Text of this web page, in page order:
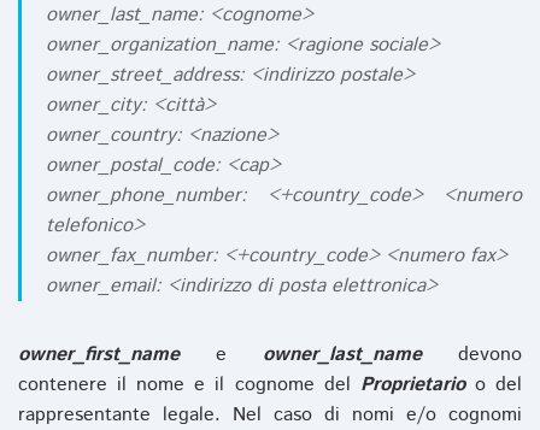
owner_last_name: <cognome>
owner_organization_name: <ragione sociale>
owner_street_address: <indirizzo postale>
owner_city: <città>
owner_country: <nazione>
owner_postal_code: <cap>
owner_phone_number: <+country_code> <numero
telefonico>
owner_fax_number: <+country_code> <numero fax>
owner_email: <indirizzo di posta elettronica>
owner_first_namee owner_last_namedevono
contenere il nome e il cognome del Proprietarioo del
rappresentante legale. Nel caso di nomi e/o cognomi